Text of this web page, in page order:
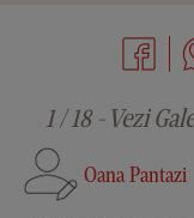
Oana Pantazi
1 / 18 - Vezi